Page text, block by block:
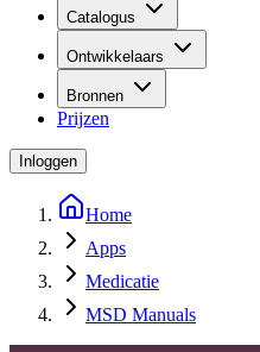
Catalogus
Ontwikkelaars
Bronnen
Prijzen
Inloggen
Home
Apps
Medicatie
MSD Manuals